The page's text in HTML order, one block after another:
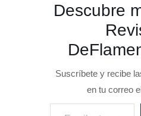
Descubre
Suscríbete y recibe
en tu correo
Escribe tu correo electrónico…